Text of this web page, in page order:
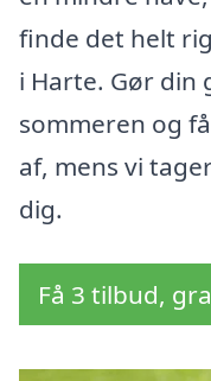
finde det helt
i Harte. Gør
sommeren og
af, mens vi
dig.
Få 3 tilbud,